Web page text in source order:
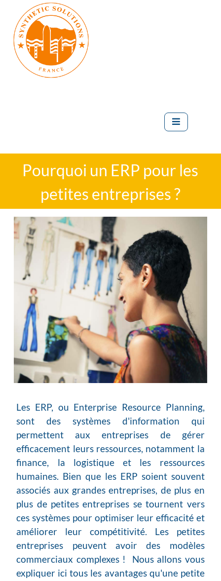
Pourquoi un ERP pour les
petites entreprises ?
Les ERP, ou Enterprise Resource Planning,
sont des systèmes d'information qui
permettent aux entreprises de gérer
efficacement leurs ressources, notamment la
finance, la logistique et les ressources
humaines. Bien que les ERP soient souvent
associés aux grandes entreprises, de plus en
plus de petites entreprises se tournent vers
ces systèmes pour optimiser leur efficacité et
améliorer leur compétitivité. Les petites
entreprises peuvent avoir des modèles
commerciaux complexes ! Nous allons vous
expliquer ici tous les avantages qu'une petite